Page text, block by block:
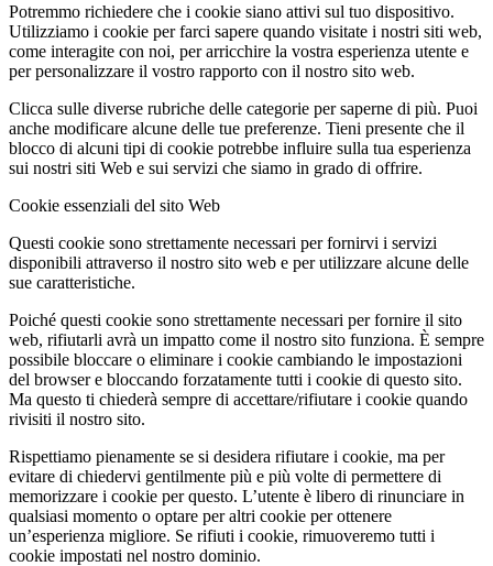
Potremmo richiedere che i cookie siano attivi sul tuo dispositivo.
Utilizziamo i cookie per farci sapere quando visitate i nostri siti web,
come interagite con noi, per arricchire la vostra esperienza utente e
per personalizzare il vostro rapporto con il nostro sito web.
Clicca sulle diverse rubriche delle categorie per saperne di più. Puoi
anche modificare alcune delle tue preferenze. Tieni presente che il
blocco di alcuni tipi di cookie potrebbe influire sulla tua esperienza
sui nostri siti Web e sui servizi che siamo in grado di offrire.
Cookie essenziali del sito Web
Questi cookie sono strettamente necessari per fornirvi i servizi
disponibili attraverso il nostro sito web e per utilizzare alcune delle
sue caratteristiche.
Poiché questi cookie sono strettamente necessari per fornire il sito
web, rifiutarli avrà un impatto come il nostro sito funziona. È sempre
possibile bloccare o eliminare i cookie cambiando le impostazioni
del browser e bloccando forzatamente tutti i cookie di questo sito.
Ma questo ti chiederà sempre di accettare/rifiutare i cookie quando
rivisiti il nostro sito.
Rispettiamo pienamente se si desidera rifiutare i cookie, ma per
evitare di chiedervi gentilmente più e più volte di permettere di
memorizzare i cookie per questo. L’utente è libero di rinunciare in
qualsiasi momento o optare per altri cookie per ottenere
un’esperienza migliore. Se rifiuti i cookie, rimuoveremo tutti i
cookie impostati nel nostro dominio.